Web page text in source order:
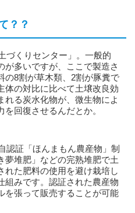
？？
づくりセンター」。一般的
が多いですが、ここで製造さ
の8割が草木類、2割が豚糞で
体の対比に比べて土壌改良効
れる炭水化物が、微生物によ
回復させるんだとか。
認証「ほんまもん農産物」制
夢堆肥」などの完熟堆肥で土
れた肥料の使用を避け栽培し
組みです。認証された農産物
を張って販売することが可能